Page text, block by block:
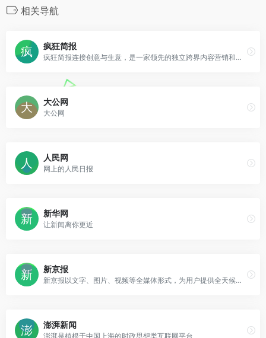
相关导航
疯狂简报
疯狂简报连接创意与生意，是一家领先的独立跨界内容营销和创新技术应用媒体平台。
大公网
大公网
人民网
网上的人民日报
新华网
让新闻离你更近
新京报
新京报以文字、图片、视频等全媒体形式，为用户提供全天候热点新闻，涵盖突发新闻、时事、财经、娱乐、体育，以及评论、杂志和博客等
澎湃新闻
澎湃是植根于中国上海的时政思想类互联网平台